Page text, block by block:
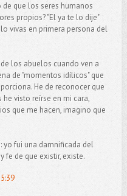
que los seres humanos
propios? "El ya te lo dije"
vivas en primera persona del
los abuelos cuando ven a
de "momentos idílicos" que
He de reconocer que
visto reírse en mi cara,
que me hacen, imagino que
yo fui una damnificada del
fe de que existir, existe.